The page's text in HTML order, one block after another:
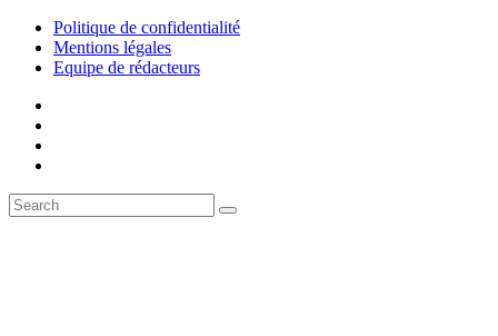
Politique de confidentialité
Mentions légales
Equipe de rédacteurs